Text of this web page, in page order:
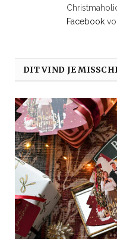
Facebook
DIT VIND JE